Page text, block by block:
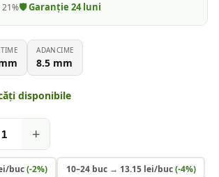
🛡️ Garanție 24luni
ADANCIME
8.5 mm
disponibile
+
buc(-2%) 10–24 buc→ 13.15lei/buc(-4%)